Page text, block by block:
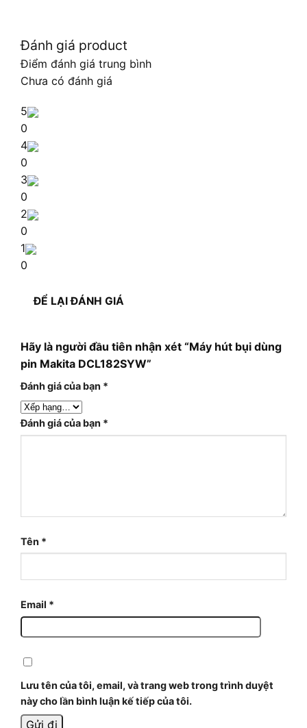
Đánh giá product
Điểm đánh giá trung bình
Chưa có đánh giá
5
0
4
0
3
0
2
0
1
0
ĐỂ LẠI ĐÁNH GIÁ
Hãy là người đầu tiên nhận xét “Máy hút bụi dùng
pin Makita DCL182SYW”
Đánh giá của bạn *
Đánh giá của bạn *
Tên *
Email *
Lưu tên của tôi, email, và trang web trong trình duyệt
này cho lần bình luận kế tiếp của tôi.